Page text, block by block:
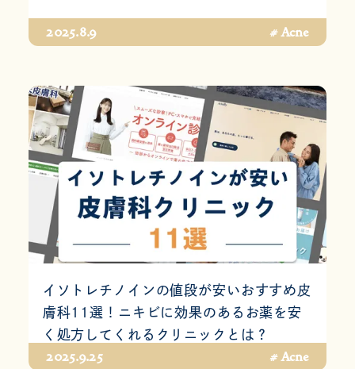
2025.8.9 # Acne
イソトレチノインの値段が安いおすすめ皮
膚科11選！ニキビに効果のあるお薬を安
く処方してくれるクリニックとは？
2025.9.25 # Acne